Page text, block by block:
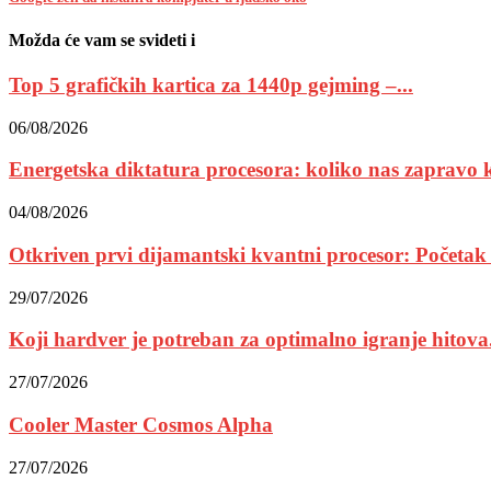
Možda će vam se svideti i
Top 5 grafičkih kartica za 1440p gejming –...
06/08/2026
Energetska diktatura procesora: koliko nas zapravo
04/08/2026
Otkriven prvi dijamantski kvantni procesor: Početak
29/07/2026
Koji hardver je potreban za optimalno igranje
27/07/2026
Cooler Master Cosmos Alpha
27/07/2026